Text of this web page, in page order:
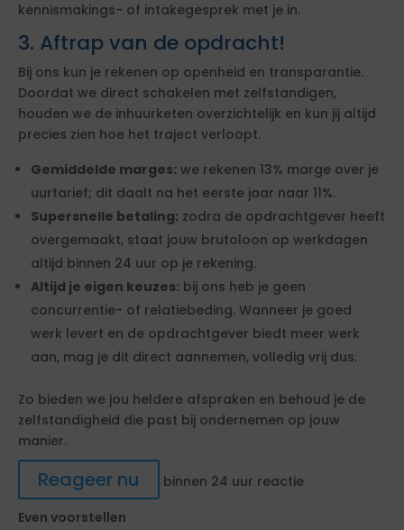
kennismakings- of intakegesprek met je in.
3. Aftrap van de opdracht!
Bij ons kun je rekenen op openheid en transparantie.
Doordat we direct schakelen met zelfstandigen,
houden we de inhuurketen overzichtelijk en kun jij altijd
precies zien hoe het traject verloopt.
Gemiddelde marges: we rekenen 13% marge over je
uurtarief; dit daalt na het eerste jaar naar 11%.
Supersnelle betaling: zodra de opdrachtgever heeft
overgemaakt, staat jouw brutoloon op werkdagen
altijd binnen 24 uur op je rekening.
Altijd je eigen keuzes: bij ons heb je geen
concurrentie- of relatiebeding. Wanneer je goed
werk levert en de opdrachtgever biedt meer werk
aan, mag je dit direct aannemen, volledig vrij dus.
Zo bieden we jou heldere afspraken en behoud je de
zelfstandigheid die past bij ondernemen op jouw
manier.
Reageer nu
binnen 24 uur reactie
Even voorstellen